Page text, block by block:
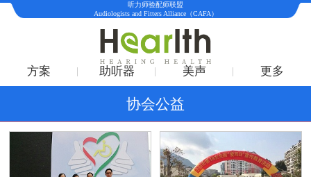
听力师验配师联盟
Audiologists and Fitters Alliance（CAFA）
方案 助听器 美声 更多
协会公益